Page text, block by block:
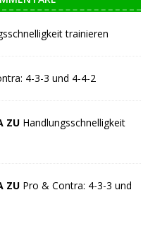
trainieren
4-3-3 und 4-4-2
ZU Handlungsschnelligkeit
ZU Pro & Contra: 4-3-3 und